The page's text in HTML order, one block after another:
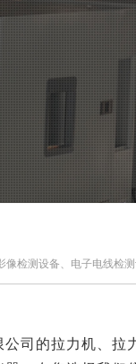
检测设备、电子电线检
司的拉力机、